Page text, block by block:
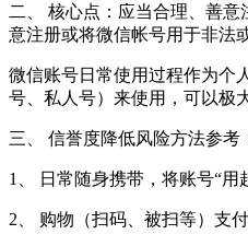
二、 核心点：应当合理、善
意注册或将微信帐号用于非法
微信账号日常使用过程作为个
号、私人号）来使用，可以极
三、 信誉度降低风险方法参考
1、 日常随身携带，将账号“用
2、 购物（扫码、被扫等）支付